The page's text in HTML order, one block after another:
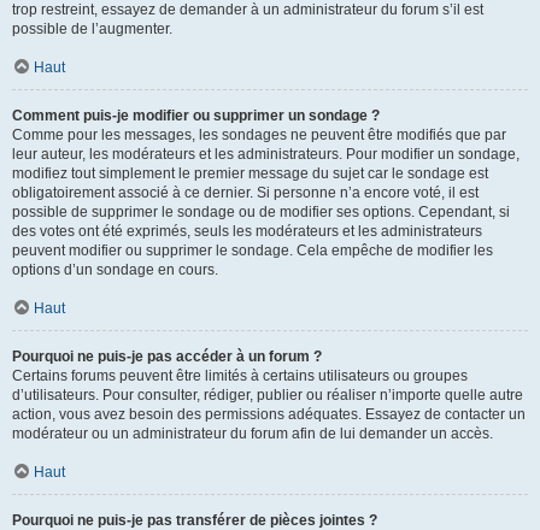
trop restreint, essayez de demander à un administrateur du forum s’il est
possible de l’augmenter.
Haut
Comment puis-je modifier ou supprimer un sondage ?
Comme pour les messages, les sondages ne peuvent être modifiés que par
leur auteur, les modérateurs et les administrateurs. Pour modifier un sondage,
modifiez tout simplement le premier message du sujet car le sondage est
obligatoirement associé à ce dernier. Si personne n’a encore voté, il est
possible de supprimer le sondage ou de modifier ses options. Cependant, si
des votes ont été exprimés, seuls les modérateurs et les administrateurs
peuvent modifier ou supprimer le sondage. Cela empêche de modifier les
options d’un sondage en cours.
Haut
Pourquoi ne puis-je pas accéder à un forum ?
Certains forums peuvent être limités à certains utilisateurs ou groupes
d’utilisateurs. Pour consulter, rédiger, publier ou réaliser n’importe quelle autre
action, vous avez besoin des permissions adéquates. Essayez de contacter un
modérateur ou un administrateur du forum afin de lui demander un accès.
Haut
Pourquoi ne puis-je pas transférer de pièces jointes ?